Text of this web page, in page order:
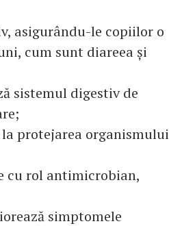
asigurându-le copiilor o
cum sunt diareea și
sistemul digestiv de
protejarea organismului
rol antimicrobian,
simptomele